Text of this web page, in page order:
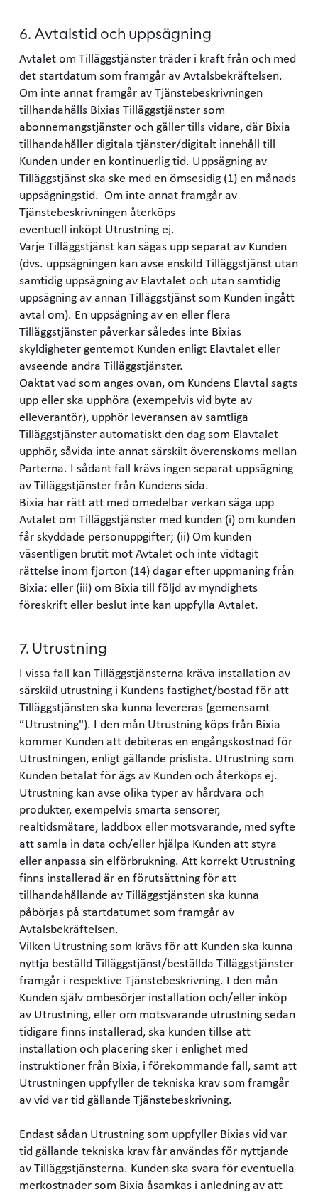
6. Avtalstid och uppsägning
Avtalet om Tilläggstjänster träder i kraft från och med
det startdatum som framgår av Avtalsbekräftelsen.
Om inte annat framgår av Tjänstebeskrivningen
tillhandahålls Bixias Tilläggstjänster som
abonnemangstjänster och gäller tills vidare, där Bixia
tillhandahåller digitala tjänster/digitalt innehåll till
Kunden under en kontinuerlig tid. Uppsägning av
Tilläggstjänst ska ske med en ömsesidig (1) en månads
uppsägningstid. Om inte annat framgår av
Tjänstebeskrivningen återköps
eventuell inköpt Utrustning ej.
Varje Tilläggstjänst kan sägas upp separat av Kunden
(dvs. uppsägningen kan avse enskild Tilläggstjänst utan
samtidig uppsägning av Elavtalet och utan samtidig
uppsägning av annan Tilläggstjänst som Kunden ingått
avtal om). En uppsägning av en eller flera
Tilläggstjänster påverkar således inte Bixias
skyldigheter gentemot Kunden enligt Elavtalet eller
avseende andra Tilläggstjänster.
Oaktat vad som anges ovan, om Kundens Elavtal sagts
upp eller ska upphöra (exempelvis vid byte av
elleverantör), upphör leveransen av samtliga
Tilläggstjänster automatiskt den dag som Elavtalet
upphör, såvida inte annat särskilt överenskoms mellan
Parterna. I sådant fall krävs ingen separat uppsägning
av Tilläggstjänster från Kundens sida.
Bixia har rätt att med omedelbar verkan säga upp
Avtalet om Tilläggstjänster med kunden (i) om kunden
får skyddade personuppgifter; (ii) Om kunden
väsentligen brutit mot Avtalet och inte vidtagit
rättelse inom fjorton (14) dagar efter uppmaning från
Bixia: eller (iii) om Bixia till följd av myndighets
föreskrift eller beslut inte kan uppfylla Avtalet.
7. Utrustning
I vissa fall kan Tilläggstjänsterna kräva installation av
särskild utrustning i Kundens fastighet/bostad för att
Tilläggstjänsten ska kunna levereras (gemensamt
”Utrustning"). I den mån Utrustning köps från Bixia
kommer Kunden att debiteras en engångskostnad för
Utrustningen, enligt gällande prislista. Utrustning som
Kunden betalat för ägs av Kunden och återköps ej.
Utrustning kan avse olika typer av hårdvara och
produkter, exempelvis smarta sensorer,
realtidsmätare, laddbox eller motsvarande, med syfte
att samla in data och/eller hjälpa Kunden att styra
eller anpassa sin elförbrukning. Att korrekt Utrustning
finns installerad är en förutsättning för att
tillhandahållande av Tilläggstjänsten ska kunna
påbörjas på startdatumet som framgår av
Avtalsbekräftelsen.
Vilken Utrustning som krävs för att Kunden ska kunna
nyttja beställd Tilläggstjänst/beställda Tilläggstjänster
framgår i respektive Tjänstebeskrivning. I den mån
Kunden själv ombesörjer installation och/eller inköp
av Utrustning, eller om motsvarande utrustning sedan
tidigare finns installerad, ska kunden tillse att
installation och placering sker i enlighet med
instruktioner från Bixia, i förekommande fall, samt att
Utrustningen uppfyller de tekniska krav som framgår
av vid var tid gällande Tjänstebeskrivning.
Endast sådan Utrustning som uppfyller Bixias vid var
tid gällande tekniska krav får användas för nyttjande
av Tilläggstjänsterna. Kunden ska svara för eventuella
merkostnader som Bixia åsamkas i anledning av att